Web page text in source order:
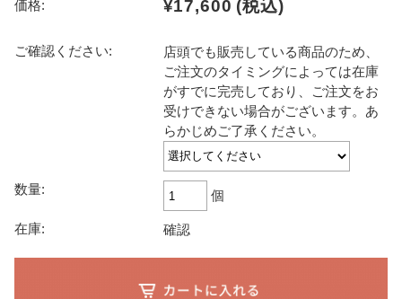
価格: ¥17,600 (税込)
ご確認ください:
店頭でも販売している商品のため、
ご注文のタイミングによっては在庫
がすでに完売しており、ご注文をお
受けできない場合がございます。あ
らかじめご了承ください。
数量: 個
在庫: 確認